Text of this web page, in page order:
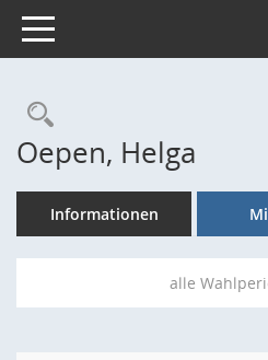
Toggle navigation
Rechercheauswahl
Oepen, Helga
Informationen
alle